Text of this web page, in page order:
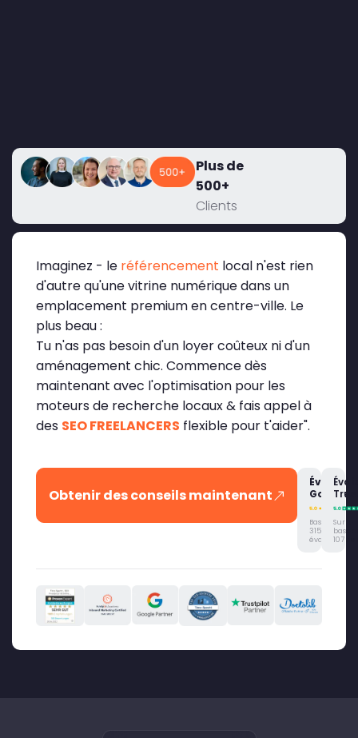
Plus de
500+
Clients
Imaginez - le référencement local n'est rien
d'autre qu'une vitrine numérique dans un
emplacement premium en centre-ville. Le
plus beau :
Tu n'as pas besoin d'un loyer coûteux ni d'un
aménagement chic. Commence dès
maintenant avec l'optimisation pour les
moteurs de recherche locaux & fais appel à
des SEO FREELANCERS flexible pour t'aider".
Obtenir des conseils maintenant
Google
Basé sur
315
évaluations
Sur la
base
107